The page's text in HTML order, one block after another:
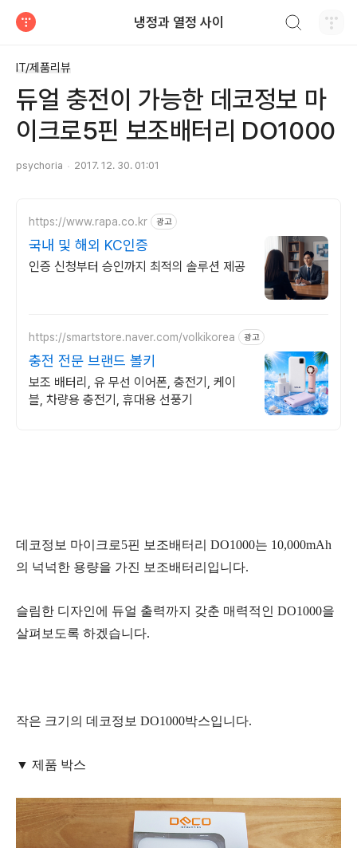
냉정과 열정 사이
IT/제품리뷰
듀얼 충전이 가능한 데코정보 마
이크로5핀 보조배터리 DO1000
psychoria 2017. 12. 30. 01:01
https://www.rapa.co.kr 광고
국내 및 해외 KC인증
인증 신청부터 승인까지 최적의 솔루션 제공
https://smartstore.naver.com/volkikorea 광고
충전 전문 브랜드 볼키
보조 배터리, 유 무선 이어폰, 충전기, 케이
블, 차량용 충전기, 휴대용 선풍기
데코정보 마이크로5핀 보조배터리 DO1000는 10,000mAh
의 넉넉한 용량을 가진 보조배터리입니다.
슬림한 디자인에 듀얼 출력까지 갖춘 매력적인 DO1000을
살펴보도록 하겠습니다.
작은 크기의 데코정보 DO1000박스입니다.
▼ 제품 박스